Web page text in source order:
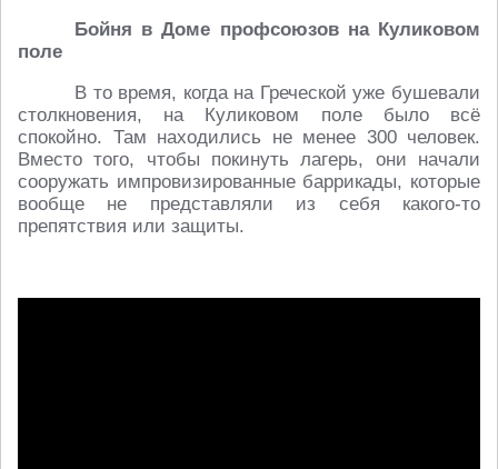
Бойня в Доме профсоюзов на Куликовом
поле
В то время, когда на Греческой уже бушевали
столкновения, на Куликовом поле было всё
спокойно. Там находились не менее 300 человек.
Вместо того, чтобы покинуть лагерь, они начали
сооружать импровизированные баррикады, которые
вообще не представляли из себя какого-то
препятствия или защиты.